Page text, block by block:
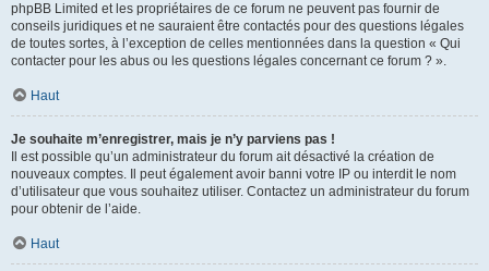
phpBB Limited et les propriétaires de ce forum ne peuvent pas fournir de
conseils juridiques et ne sauraient être contactés pour des questions légales
de toutes sortes, à l’exception de celles mentionnées dans la question « Qui
contacter pour les abus ou les questions légales concernant ce forum ? ».
Haut
Je souhaite m’enregistrer, mais je n’y parviens pas !
Il est possible qu’un administrateur du forum ait désactivé la création de
nouveaux comptes. Il peut également avoir banni votre IP ou interdit le nom
d’utilisateur que vous souhaitez utiliser. Contactez un administrateur du forum
pour obtenir de l’aide.
Haut